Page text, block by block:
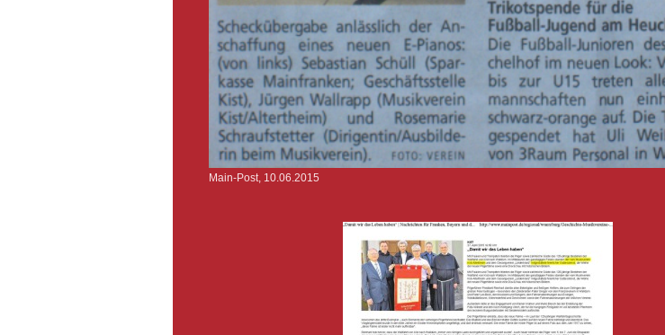
Main-Post, 10.06.2015